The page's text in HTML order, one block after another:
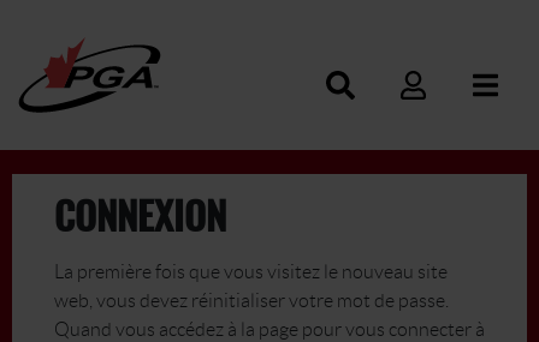
CONNEXION
La première fois que vous visitez le nouveau site
web, vous devez réinitialiser votre mot de passe.
Quand vous accédez à la page pour vous connecter à